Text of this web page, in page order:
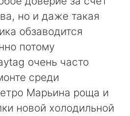
но и даже такая
обзаводится
потому
очень часто
среди
Марьина роща и
новой холодильной